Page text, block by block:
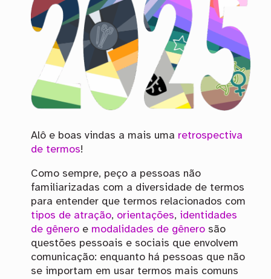
Alô e boas vindas a mais uma retrospectiva
de termos!
Como sempre, peço a pessoas não
familiarizadas com a diversidade de termos
para entender que termos relacionados com
tipos de atração, orientações, identidades
de gêneroe modalidades de gênerosão
questões pessoais e sociais que envolvem
comunicação: enquanto há pessoas que não
se importam em usar termos mais comuns